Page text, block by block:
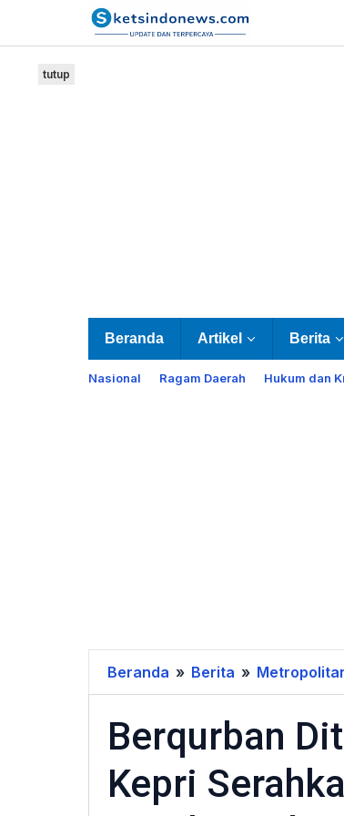
Beranda Artikel Berita
Nasional Ragam Daerah Hukum dan
tutup
Beranda » Berita »
Berqurban
Kepri